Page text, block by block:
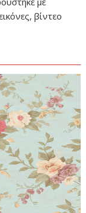
βίντεο